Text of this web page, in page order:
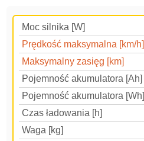
Moc silnika [W]
Prędkość maksymalna [km/h]
Maksymalny zasięg [km]
Pojemność akumulatora [Ah]
Pojemność akumulatora [Wh]
Czas ładowania [h]
Waga [kg]